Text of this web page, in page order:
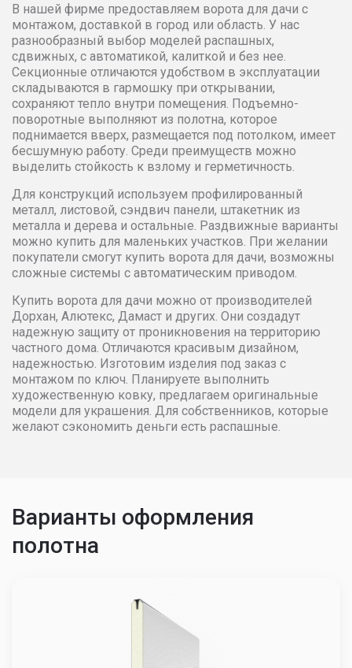
3400 114818 115961
3500 115961 116943
3600 166636 168488
3700 168488 170039
3800 171898 172975
3900 179158 182091
4000 182557 185653
4100 182711 185801
4200 182873 185955
4300 185494 187507
4600 197396 200179
202958
В нашей фирме предоставляем ворота для дачи с
монтажом, доставкой в город или область. У нас
разнообразный выбор моделей распашных,
сдвижных, с автоматикой, калиткой и без нее.
Секционные отличаются удобством в эксплуатации
складываются в гармошку при открывании,
сохраняют тепло внутри помещения. Подъемно-
поворотные выполняют из полотна, которое
поднимается вверх, размещается под потолком, имеет
бесшумную работу. Среди преимуществ можно
выделить стойкость к взлому и герметичность.
Для конструкций используем профилированный
металл, листовой, сэндвич панели, штакетник из
металла и дерева и остальные. Раздвижные варианты
можно купить для маленьких участков. При желании
покупатели смогут купить ворота для дачи, возможны
сложные системы с автоматическим приводом.
Купить ворота для дачи можно от производителей
Дорхан, Алютекс, Дамаст и других. Они создадут
надежную защиту от проникновения на территорию
частного дома. Отличаются красивым дизайном,
надежностью. Изготовим изделия под заказ с
монтажом по ключ. Планируете выполнить
художественную ковку, предлагаем оригинальные
модели для украшения. Для собственников, которые
желают сэкономить деньги есть распашные.
Варианты оформления
полотна